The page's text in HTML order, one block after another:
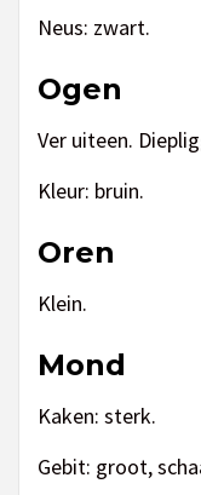
Neus: zwart.
Ogen
Ver uiteen.
Kleur: bruin.
Oren
Klein.
Mond
Kaken: sterk.
Gebit: groot,